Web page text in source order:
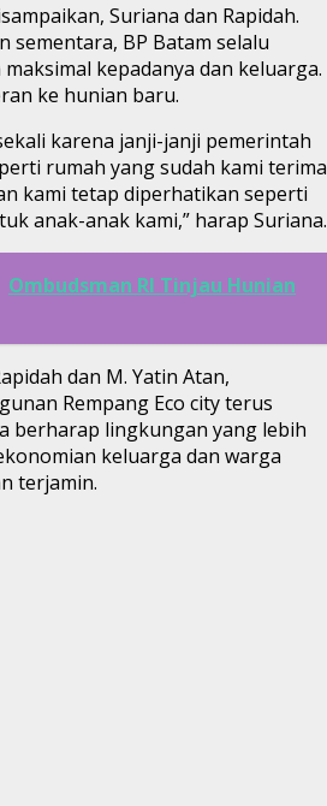
Suriana dan Rapidah.
sementara, BP Batam selalu
kepadanya dan keluarga.
ke hunian baru.
karena janji-janji pemerintah
rumah yang sudah kami terima
kami tetap diperhatikan seperti
anak-anak kami,” harap Suriana.
Ombudsman RI Tinjau Hunian
dan M. Yatin Atan,
Rempang Eco city terus
berharap lingkungan yang lebih
keluarga dan warga
terjamin.